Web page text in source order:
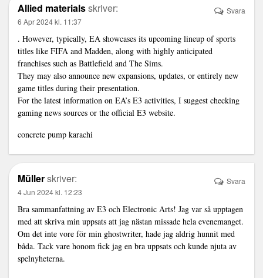
Allied materialsskriver:
6 Apr 2024 kl. 11:37
. However, typically, EA showcases its upcoming lineup of sports
titles like FIFA and Madden, along with highly anticipated
franchises such as Battlefield and The Sims.
They may also announce new expansions, updates, or entirely new
game titles during their presentation.
For the latest information on EA’s E3 activities, I suggest checking
gaming news sources or the official E3 website.
concrete pump karachi
Svara
Müllerskriver:
4 Jun 2024 kl. 12:23
Bra sammanfattning av E3 och Electronic Arts! Jag var så upptagen
med att skriva min uppsats att jag nästan missade hela evenemanget.
Om det inte vore för min ghostwriter, hade jag aldrig hunnit med
båda. Tack vare honom fick jag en bra uppsats och kunde njuta av
spelnyheterna.
Svara